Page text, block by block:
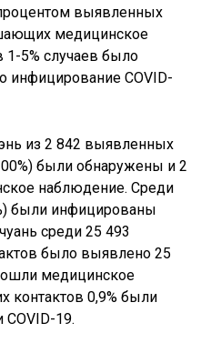
выявленных
медицинское
1-5% случаев было
инфицирование COVID-
из 2 842 выявленных
были обнаружены и 2
наблюдение. Среди
были инфицированы
среди 25 493
было выявлено 25
медицинское
контактов 0,9% были
19.